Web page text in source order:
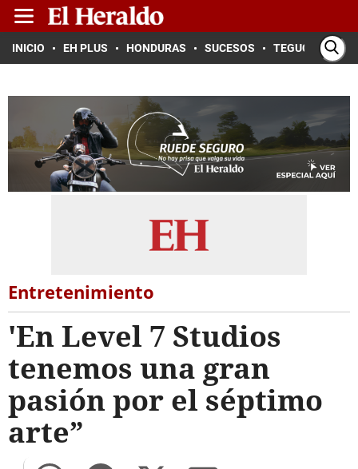
INICIO EH PLUS HONDURAS SUCESOS TEGUCIGALPA
Entretenimiento
'En Level 7 Studios
tenemos una gran
pasión por el séptimo
arte”